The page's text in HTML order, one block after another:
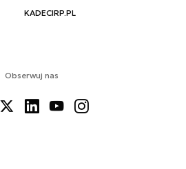
Obserwuj nas
KADECIRP.PL